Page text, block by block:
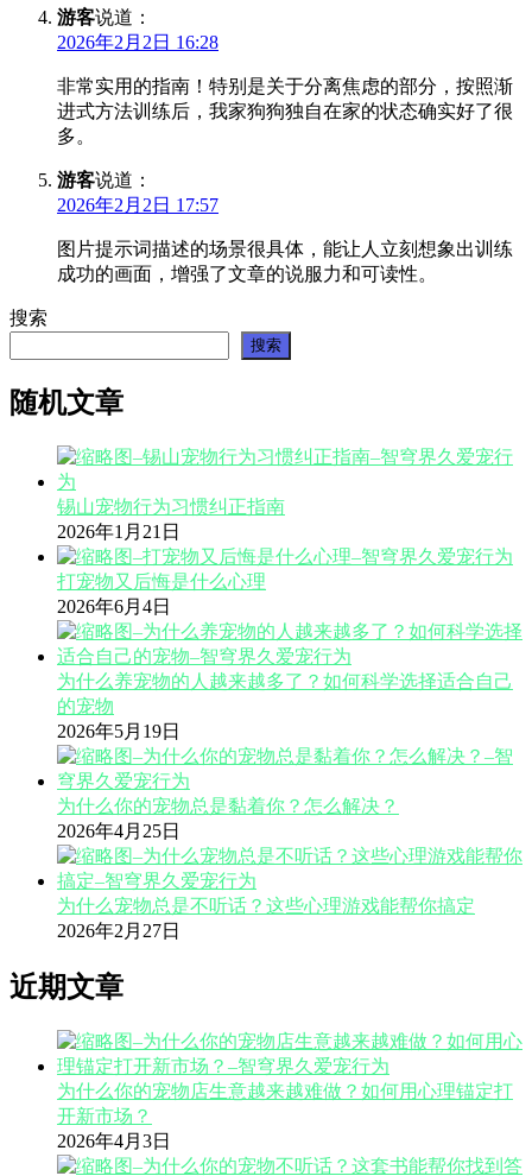
游客说道：
2026年2月2日 16:28
非常实用的指南！特别是关于分离焦虑的部分，按照渐
进式方法训练后，我家狗狗独自在家的状态确实好了很
多。
游客说道：
2026年2月2日 17:57
图片提示词描述的场景很具体，能让人立刻想象出训练
成功的画面，增强了文章的说服力和可读性。
搜索
搜索
随机文章
锡山宠物行为习惯纠正指南
2026年1月21日
打宠物又后悔是什么心理
2026年6月4日
为什么养宠物的人越来越多了？如何科学选择适合自己
的宠物
2026年5月19日
为什么你的宠物总是黏着你？怎么解决？
2026年4月25日
为什么宠物总是不听话？这些心理游戏能帮你搞定
2026年2月27日
近期文章
为什么你的宠物店生意越来越难做？如何用心理锚定打
开新市场？
2026年4月3日